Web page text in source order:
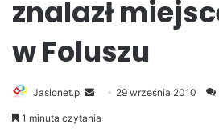
znalazł
w Foluszu
Jaslonet.pl
e
29 września 2010
1 minuta czytania